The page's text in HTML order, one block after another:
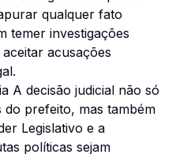
qualquer fato
temer investigações
acusações
A decisão judicial não só
do prefeito, mas também
Legislativo e a
políticas sejam